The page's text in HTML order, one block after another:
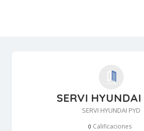
SERVI HYUNDAI
SERVI HYUNDAI PYD
0 Calificaciones